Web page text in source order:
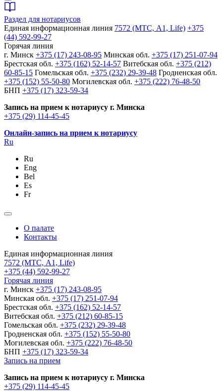
Раздел для нотариусов
Единая информационная линия 7572 (МТС, A1, Life) +375
(44) 592-99-27
Горячая линия
г. Минск +375 (17) 243-08-95 Минская обл. +375 (17) 251-07-94
Брестская обл. +375 (162) 52-14-57 Витебская обл. +375 (212)
60-85-15 Гомельская обл. +375 (232) 29-39-48 Гродненская обл.
+375 (152) 55-50-80 Могилевская обл. +375 (222) 76-48-50
БНП +375 (17) 323-59-34
Запись на прием к нотариусу г. Минска
+375 (29) 114-45-45
Онлайн-запись на прием к нотариусу
Ru
Ru
Eng
Bel
Es
Fr
О палате
Контакты
Единая информационная линия
7572 (МТС, A1, Life)
+375 (44) 592-99-27
Горячая линия
г. Минск +375 (17) 243-08-95
Минская обл. +375 (17) 251-07-94
Брестская обл. +375 (162) 52-14-57
Витебская обл. +375 (212) 60-85-15
Гомельская обл. +375 (232) 29-39-48
Гродненская обл. +375 (152) 55-50-80
Могилевская обл. +375 (222) 76-48-50
БНП +375 (17) 323-59-34
Запись на прием
Запись на прием к нотариусу г. Минска
+375 (29) 114-45-45